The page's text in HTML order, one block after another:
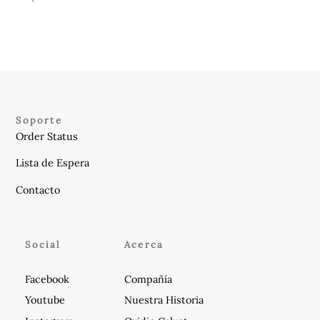
Soporte
Order Status
Lista de Espera
Contacto
Social
Facebook
Youtube
Acerca
Compañía
Nuestra Historia